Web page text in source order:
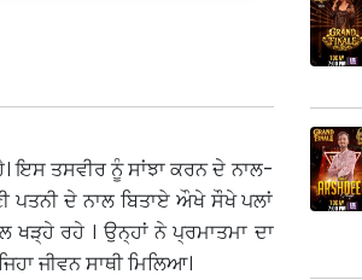
ਇਸ ਤਸਵੀਰ ਨੂੰ ਸਾਂਝਾ ਕਰਨ ਦੇ ਨਾਲ-
ਪਤਨੀ ਦੇ ਨਾਲ ਬਿਤਾਏ ਔਖੇ ਸੌਖੇ ਪਲਾਂ
ਰਹੇ । ਉਨ੍ਹਾਂ ਨੇ ਪ੍ਰਮਾਤਮਾ ਦਾ
ਜੀਵਨ ਸਾਥੀ ਮਿਲਿਆ।